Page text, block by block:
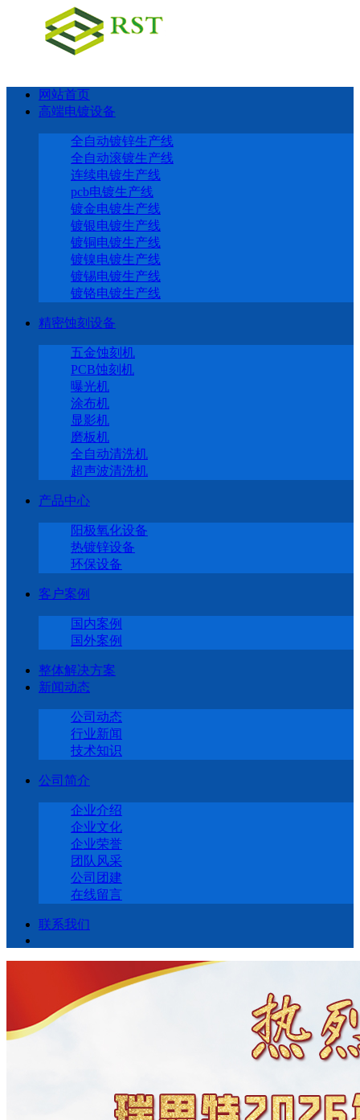
网站首页
高端电镀设备
全自动镀锌生产线
全自动滚镀生产线
连续电镀生产线
pcb电镀生产线
镀金电镀生产线
镀银电镀生产线
镀铜电镀生产线
镀镍电镀生产线
镀锡电镀生产线
镀铬电镀生产线
精密蚀刻设备
五金蚀刻机
PCB蚀刻机
曝光机
涂布机
显影机
磨板机
全自动清洗机
超声波清洗机
产品中心
阳极氧化设备
热镀锌设备
环保设备
客户案例
国内案例
国外案例
整体解决方案
新闻动态
公司动态
行业新闻
技术知识
公司简介
企业介绍
企业文化
企业荣誉
团队风采
公司团建
在线留言
联系我们